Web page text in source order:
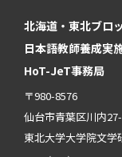
北海道・東北ブロ
日本語教師養成実
HoT-JeT事務局
〒980-8576
仙台市青葉区川内27-
東北大学大学院文学